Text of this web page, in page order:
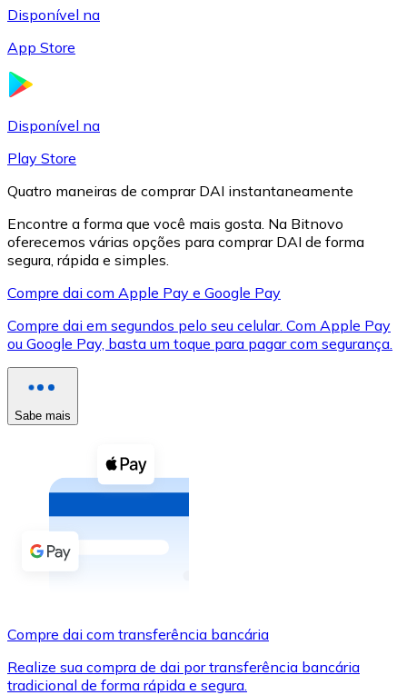
XRP
XRP
Cupons cripto
Comprar com dinheiro
Comprar com transferência bancária
Cartão de crédito / débito
Disponível na
App Store
Disponível na
Play Store
Quatro maneiras de comprar DAI instantaneamente
Encontre a forma que você mais gosta. Na Bitnovo
oferecemos várias opções para comprar DAI de forma
segura, rápida e simples.
Compre dai com Apple Pay e Google Pay
Compre dai em segundos pelo seu celular. Com Apple Pay
ou Google Pay, basta um toque para pagar com segurança.
Sabe mais
Compre dai com transferência bancária
Realize sua compra de dai por transferência bancária
tradicional de forma rápida e segura.